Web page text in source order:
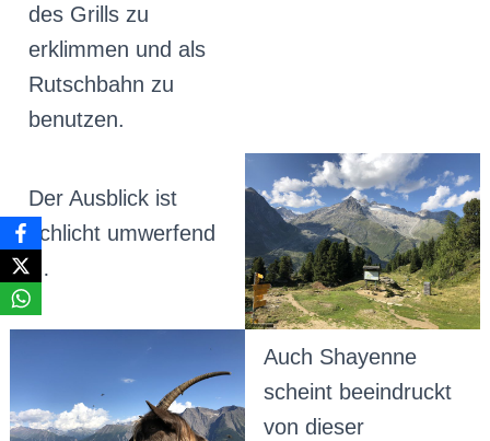
des Grills zu
erklimmen und als
Rutschbahn zu
benutzen.
Der Ausblick ist
schlicht umwerfend
…
Auch Shayenne
scheint beeindruckt
von dieser